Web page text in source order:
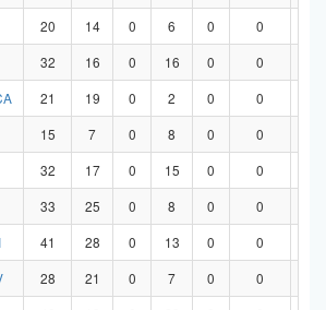
20 14 0 6 0 0
32 16 0 16 0 0
21 19 0 2 0 0
15 7 0 8 0 0
32 17 0 15 0 0
33 25 0 8 0 0
41 28 0 13 0 0
28 21 0 7 0 0